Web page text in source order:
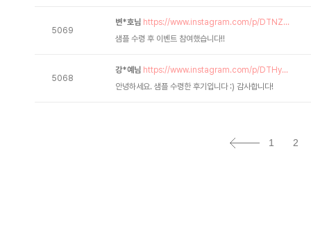
5069
변*호님 https://www.instagram.com/p/DTNZ...
샘플 수령 후 이벤트 참여했습니다!!
5068
강*예님 https://www.instagram.com/p/DTHy...
안녕하세요. 샘플 수령한 후기입니다 :) 감사합니다!
1 2